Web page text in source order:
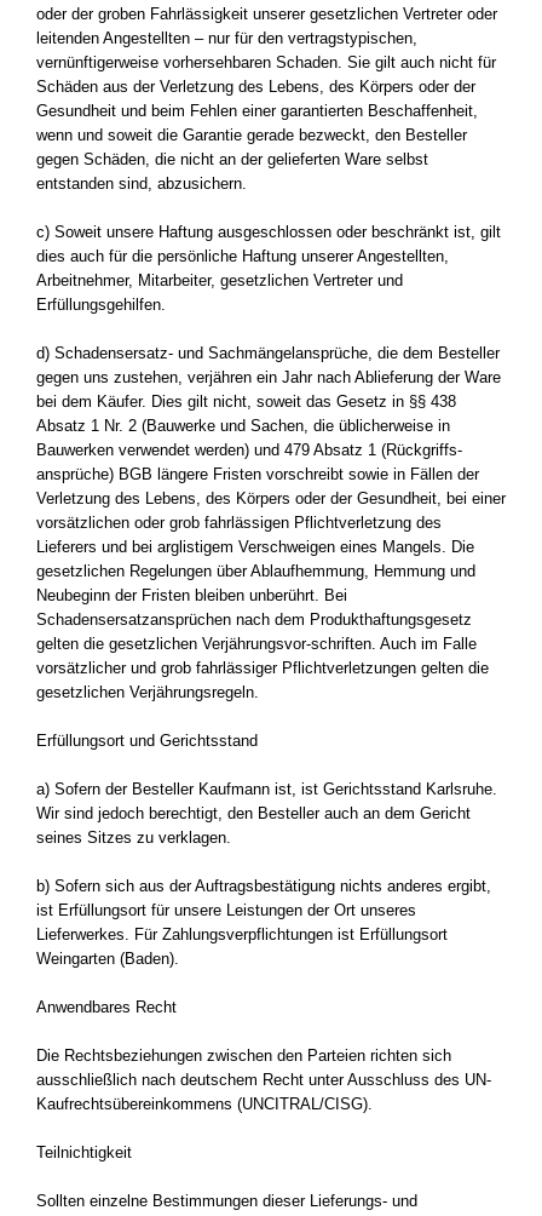
oder der groben Fahrlässigkeit unserer gesetzlichen Vertreter oder
leitenden Angestellten – nur für den vertragstypischen,
vernünftigerweise vorhersehbaren Schaden. Sie gilt auch nicht für
Schäden aus der Verletzung des Lebens, des Körpers oder der
Gesundheit und beim Fehlen einer garantierten Beschaffenheit,
wenn und soweit die Garantie gerade bezweckt, den Besteller
gegen Schäden, die nicht an der gelieferten Ware selbst
entstanden sind, abzusichern.
c) Soweit unsere Haftung ausgeschlossen oder beschränkt ist, gilt
dies auch für die persönliche Haftung unserer Angestellten,
Arbeitnehmer, Mitarbeiter, gesetzlichen Vertreter und
Erfüllungsgehilfen.
d) Schadensersatz- und Sachmängelansprüche, die dem Besteller
gegen uns zustehen, verjähren ein Jahr nach Ablieferung der Ware
bei dem Käufer. Dies gilt nicht, soweit das Gesetz in §§ 438
Absatz 1 Nr. 2 (Bauwerke und Sachen, die üblicherweise in
Bauwerken verwendet werden) und 479 Absatz 1 (Rückgriffs-
ansprüche) BGB längere Fristen vorschreibt sowie in Fällen der
Verletzung des Lebens, des Körpers oder der Gesundheit, bei einer
vorsätzlichen oder grob fahrlässigen Pflichtverletzung des
Lieferers und bei arglistigem Verschweigen eines Mangels. Die
gesetzlichen Regelungen über Ablaufhemmung, Hemmung und
Neubeginn der Fristen bleiben unberührt. Bei
Schadensersatzansprüchen nach dem Produkthaftungsgesetz
gelten die gesetzlichen Verjährungsvor-schriften. Auch im Falle
vorsätzlicher und grob fahrlässiger Pflichtverletzungen gelten die
gesetzlichen Verjährungsregeln.
Erfüllungsort und Gerichtsstand
a) Sofern der Besteller Kaufmann ist, ist Gerichtsstand Karlsruhe.
Wir sind jedoch berechtigt, den Besteller auch an dem Gericht
seines Sitzes zu verklagen.
b) Sofern sich aus der Auftragsbestätigung nichts anderes ergibt,
ist Erfüllungsort für unsere Leistungen der Ort unseres
Lieferwerkes. Für Zahlungsverpflichtungen ist Erfüllungsort
Weingarten (Baden).
Anwendbares Recht
Die Rechtsbeziehungen zwischen den Parteien richten sich
ausschließlich nach deutschem Recht unter Ausschluss des UN-
Kaufrechtsübereinkommens (UNCITRAL/CISG).
Teilnichtigkeit
Sollten einzelne Bestimmungen dieser Lieferungs- und